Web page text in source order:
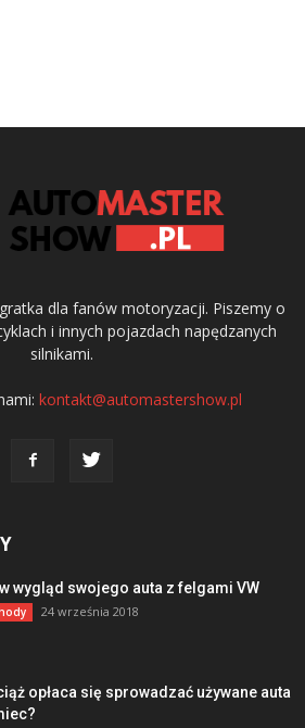
dla fanów motoryzacji. Piszemy o
i innych pojazdach napędzanych
silnikami.
kontakt@automastershow.pl
wygląd swojego auta z felgami VW
24 września 2018
opłaca się sprowadzać używane auta